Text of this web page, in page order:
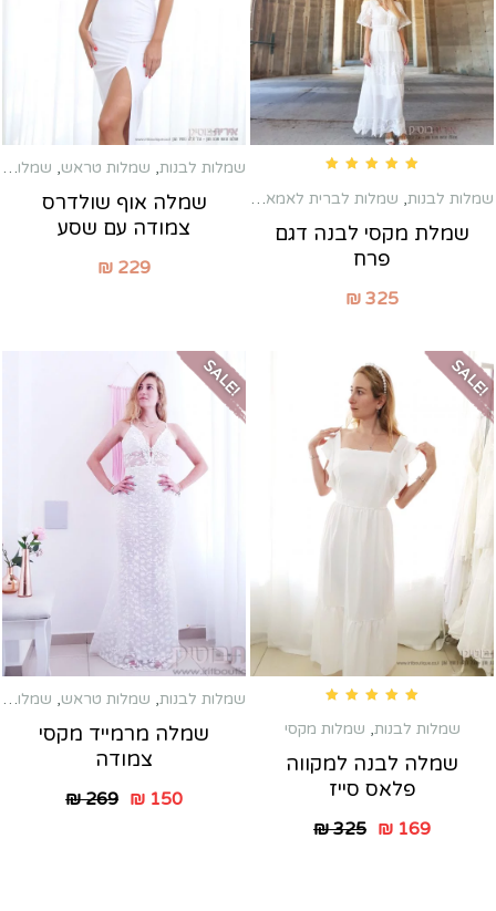
שמלות לבנות, שמלות לברית לאמא, שמלות לשבת חתן,שמלות מקסי
שמלת מקסי לבנה דגם
פרח
₪ 325
שמלות לבנות, שמלות טראש, שמלות כלה שניה
שמלה אוף שולדרס
צמודה עם שסע
₪ 229
SALE!
שמלות לבנות, שמלות מקסי
שמלה לבנה למקווה
פלאס סייז
₪325 ₪169
SALE!
שמלות לבנות, שמלות טראש, שמלות מקסי
שמלה מרמייד מקסי
צמודה
₪269 ₪150